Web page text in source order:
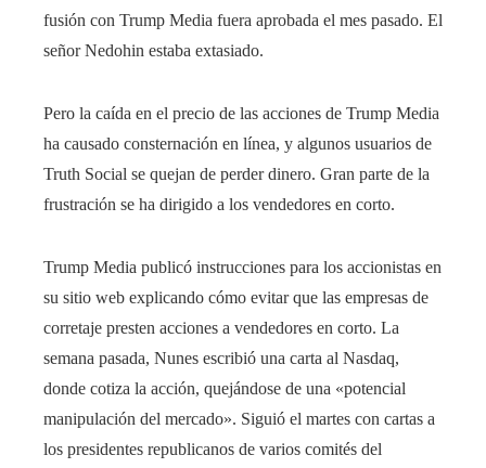
fusión con Trump Media fuera aprobada el mes pasado. El
señor Nedohin estaba extasiado.
Pero la caída en el precio de las acciones de Trump Media
ha causado consternación en línea, y algunos usuarios de
Truth Social se quejan de perder dinero. Gran parte de la
frustración se ha dirigido a los vendedores en corto.
Trump Media publicó instrucciones para los accionistas en
su sitio web explicando cómo evitar que las empresas de
corretaje presten acciones a vendedores en corto. La
semana pasada, Nunes escribió una carta al Nasdaq,
donde cotiza la acción, quejándose de una «potencial
manipulación del mercado». Siguió el martes con cartas a
los presidentes republicanos de varios comités del